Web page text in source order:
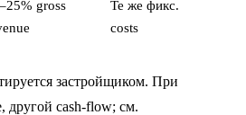
gross
Те же фикс.
costs
застройщиком. При
другой cash-flow; см.